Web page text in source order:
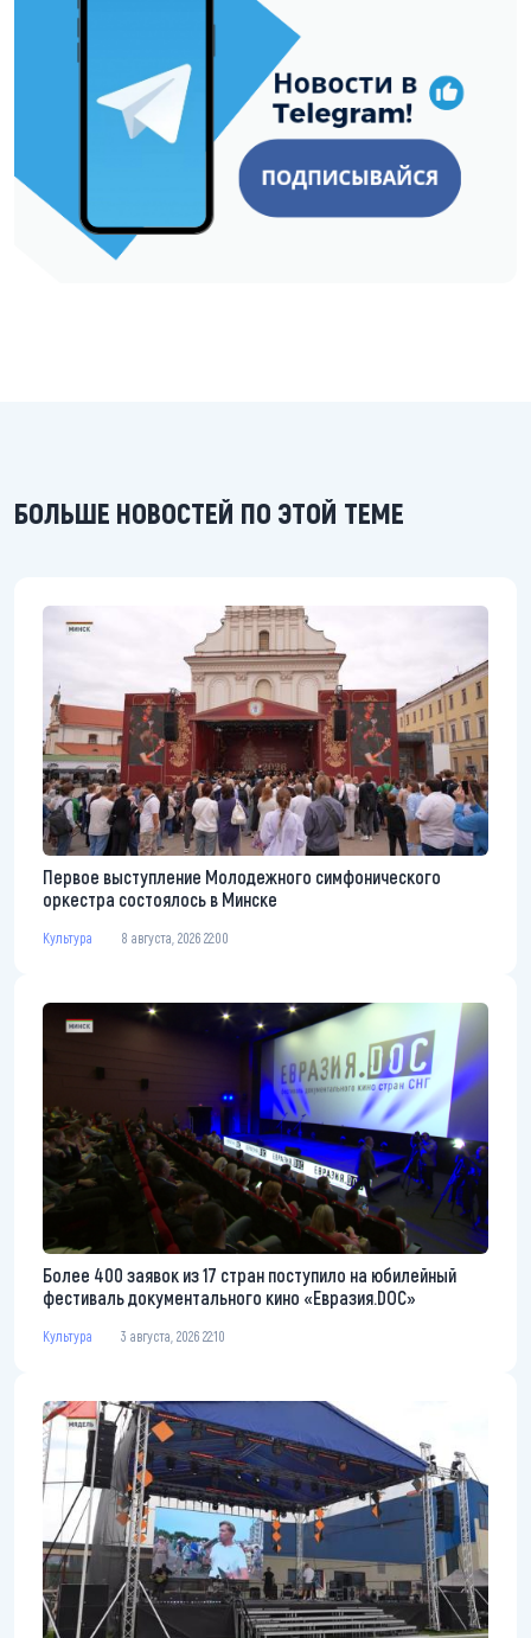
БОЛЬШЕ НОВОСТЕЙ ПО ЭТОЙ ТЕМЕ
Первое выступление Молодежного симфонического
оркестра состоялось в Минске
Культура 8 августа, 2026 22:00
Более 400 заявок из 17 стран поступило на юбилейный
фестиваль документального кино «Евразия.DOC»
Культура 3 августа, 2026 22:10